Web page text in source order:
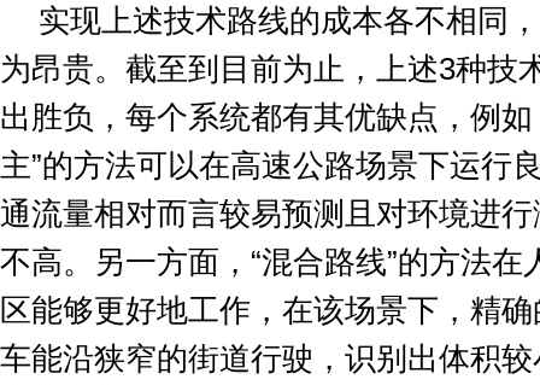
实现上述技术路线的成本各不相同
为昂贵。截至到目前为止，上述3种技
出胜负，每个系统都有其优缺点，例如
主”的方法可以在高速公路场景下运行
通流量相对而言较易预测且对环境进
不高。另一方面， “混合路线”的方法在
区能够更好地工作，在该场景下，精
车能沿狭窄的街道行驶，识别出体积